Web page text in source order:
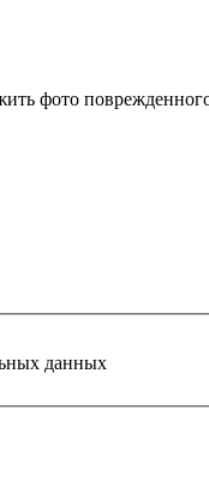
фото
данных